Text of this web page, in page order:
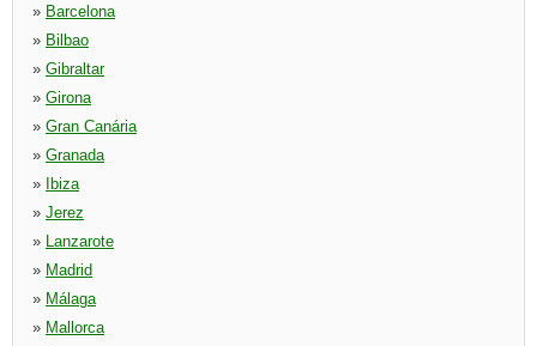
» Barcelona
» Bilbao
» Gibraltar
» Girona
» Gran Canária
» Granada
»
Ibiza
» Jerez
» Lanzarote
» Madrid
» Málaga
» Mallorca